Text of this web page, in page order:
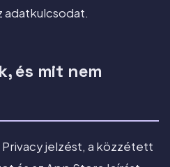
adatkulcsodat.
és mit nem
Privacy jelzést, a közzétett